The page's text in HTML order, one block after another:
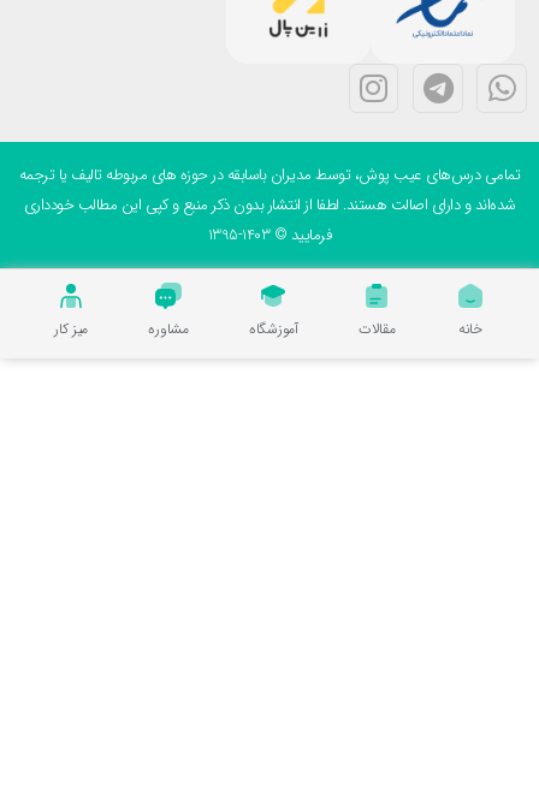
درس‌های عیب پوش، توسط مدیران باسابقه در حوزه های مربوطه تالیف یا ترجمه
و دارای اصالت هستند. لطفا از انتشار بدون ذکر منبع و کپی این مطالب خودداری
فرمایید © 1403-1395
مقالات آموزشگاه مشاوره